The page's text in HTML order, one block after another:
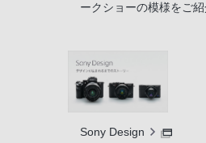
ークショーの模様をご紹
Sony Design